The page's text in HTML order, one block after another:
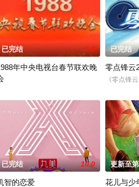
的一档全民励志，学以致用，满足当下国民
伙人出海经营类真人秀。尚雯婕、张予曦、
已完结 6.0
年中央电视台春节联欢晚
《1988年中央电视台春节联欢晚会》是由邓在
已完结
零点锋云
《零点锋
已完结 10.0
智的恋爱
更新至
花儿与少